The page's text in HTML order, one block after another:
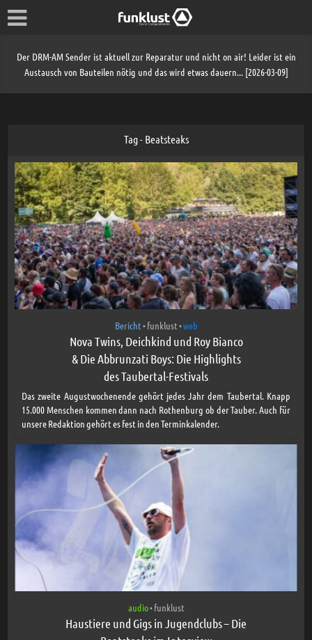
Der DRM-AM Sender ist aktuell zur Reparatur und nicht on air! Leider ist ein
Austausch von Bauteilen nötig und das wird etwas dauern... [2026-03-09]
Tag - Beatsteaks
Bericht• funklust•web
Nova Twins, Deichkind und Roy Bianco
& Die Abbrunzati Boys: Die Highlights
des Taubertal-Festivals
Das zweite Augustwochenende gehört jedes Jahr dem Taubertal. Knapp
15.000 Menschen kommen dann nach Rothenburg ob der Tauber. Auch für
unsere Redaktion gehört es fest in den Terminkalender.
audio• funklust
Haustiere und Gigs in Jugendclubs – Die